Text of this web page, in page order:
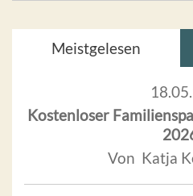
Meistgelesen
Kostenloser
Von Katja